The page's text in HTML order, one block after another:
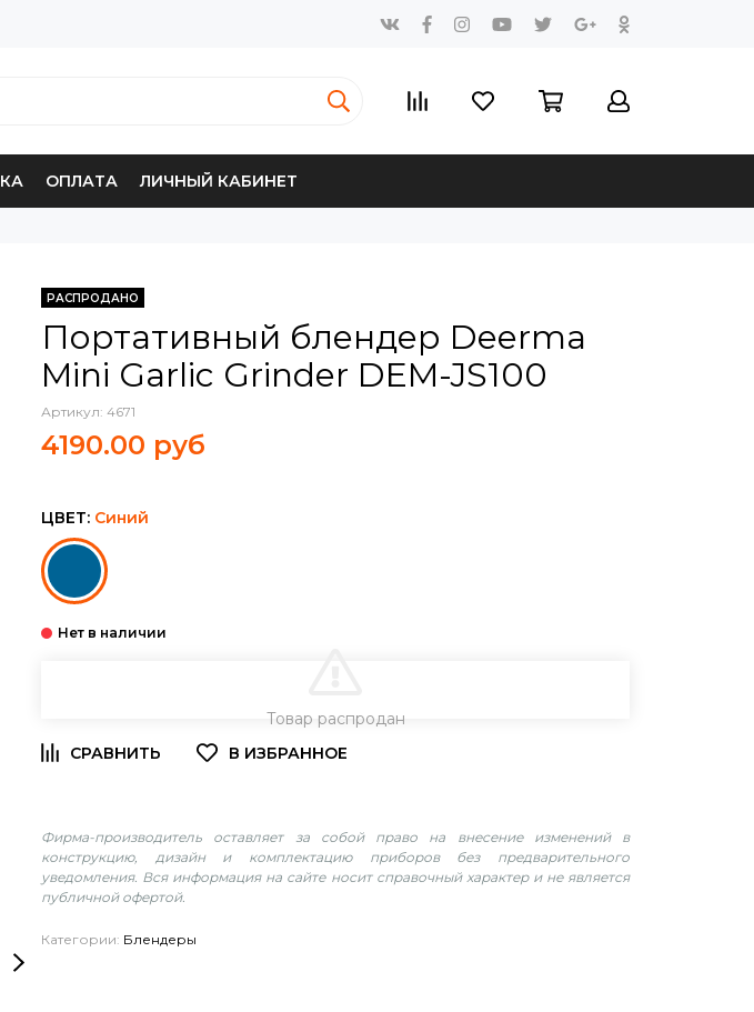
ОПЛАТА ЛИЧНЫЙ КАБИНЕТ
РАСПРОДАНО
Портативный блендер Deerma
Mini Garlic Grinder DEM-JS100
Артикул: 4671
4190.00 руб
ЦВЕТ: Синий
Товар распродан
Фирма-производитель оставляет за собой право на внесение изменений в
конструкцию, дизайн и комплектацию приборов без предварительного
уведомления. Вся информация на сайте носит справочный характер и не является
публичной офертой.
Категории: Блендеры